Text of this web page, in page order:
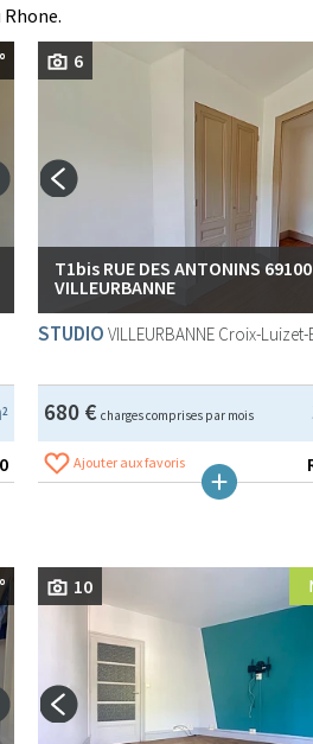
2
6
T1bis RUE DES ANTONINS 69100
VILLEURBANNE
STUDIO VILLEURBANNE Croix-Luizet-
680 € charges comprises par mois
Ajouter aux favoris
10